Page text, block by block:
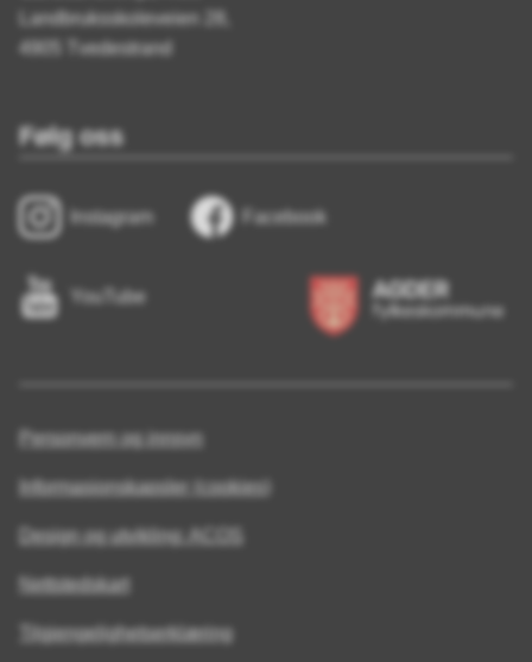
Landbruksskoleveien 28,
4905 Tvedestrand
Følg oss
Instagram Facebook
YouTube
Personvern og innsyn
Informasjonskapsler (cookies)
Design og utvikling: ACOS
Nettstedskart
Tilgjengelighetserklæring